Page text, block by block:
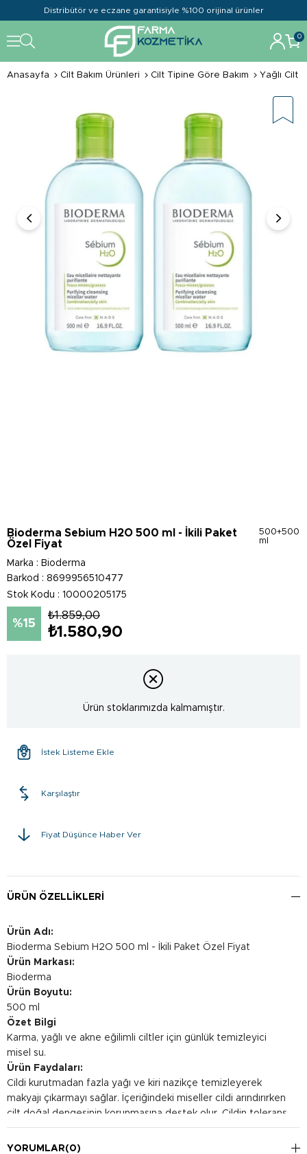
Distribütör ve eczane garantisiyle %100 orijinal ürünler
0
Anasayfa Cilt Bakım Ürünleri Cilt Tipine Göre Bakım Yağlı Cilt
500+500
ml
Bioderma Sebium H2O 500 ml - İkili Paket
Özel Fiyat
Marka : Bioderma
Barkod : 8699956510477
Stok Kodu
10000205175
15
₺1.859,00
₺1.580,90
Ürün stoklarımızda kalmamıştır.
İstek Listeme Ekle
Karşılaştır
Fiyat Düşünce Haber Ver
ÜRÜN ÖZELLIKLERI
Ürün Adı:
Bioderma Sebium H2O 500 ml - İkili Paket Özel Fiyat
Ürün Markası:
Bioderma
Ürün Boyutu:
500 ml
Özet Bilgi
Karma, yağlı ve akne eğilimli ciltler için günlük temizleyici
misel su.
Ürün Faydaları:
Cildi kurutmadan fazla yağı ve kiri nazikçe temizleyerek
makyajı çıkarmayı sağlar. İçeriğindeki miseller cildi arındırırken
cilt doğal dengesinin korunmasına destek olur. Cildin tolerans
seviyesini yükseltir.
Kullanım Şekli:
YORUMLAR(0)